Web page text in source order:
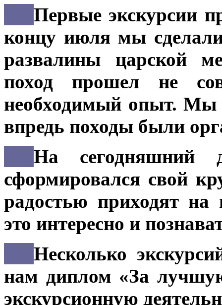
Первые экскурсии
концу июля мы
развалины царской
поход прошел не
необходимый опыт.
впредь походы были
На сегодняшний
сформировался свой
радостью приходят на
это интересно и
Несколько
нам диплом «За
экскурсионную